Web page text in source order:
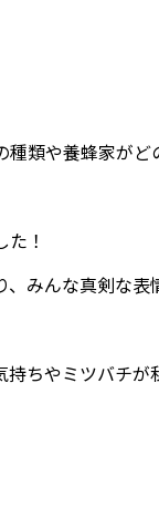
類や養蜂家が
！
みんな真剣な
ちやミツバチ